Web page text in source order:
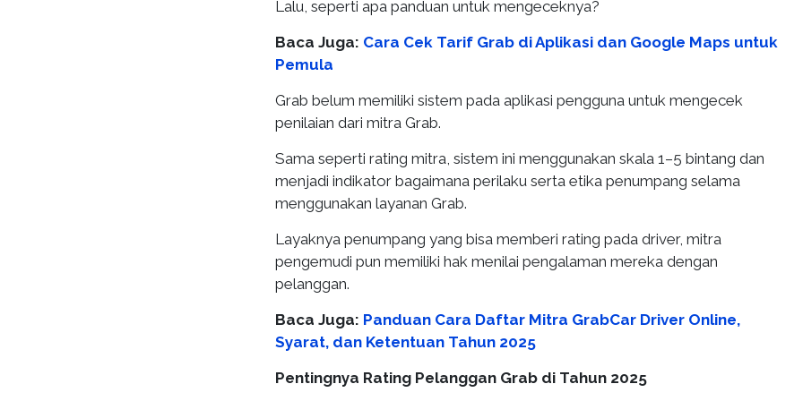
Lalu, seperti apa panduan untuk mengeceknya?
Baca Juga: Cara Cek Tarif Grab di Aplikasi dan Google Maps untuk
Pemula
Grab belum memiliki sistem pada aplikasi pengguna untuk mengecek
penilaian dari mitra Grab.
Sama seperti rating mitra, sistem ini menggunakan skala 1–5 bintang dan
menjadi indikator bagaimana perilaku serta etika penumpang selama
menggunakan layanan Grab.
Layaknya penumpang yang bisa memberi rating pada driver, mitra
pengemudi pun memiliki hak menilai pengalaman mereka dengan
pelanggan.
Baca Juga: Panduan Cara Daftar Mitra GrabCar Driver Online,
Syarat, dan Ketentuan Tahun 2025
Pentingnya Rating Pelanggan Grab di Tahun 2025